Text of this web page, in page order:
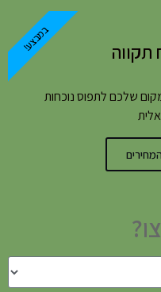
שלכם לתפוס נוכחות
במבצע!